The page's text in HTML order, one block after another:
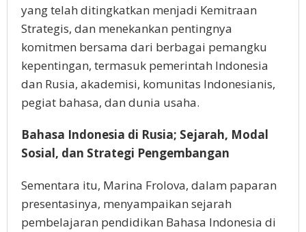
yang telah ditingkatkan menjadi Kemitraan
Strategis, dan menekankan pentingnya
komitmen bersama dari berbagai pemangku
kepentingan, termasuk pemerintah Indonesia
dan Rusia, akademisi, komunitas Indonesianis,
pegiat bahasa, dan dunia usaha.
Bahasa Indonesia di Rusia; Sejarah, Modal
Sosial, dan Strategi Pengembangan
Sementara itu, Marina Frolova, dalam paparan
presentasinya, menyampaikan sejarah
pembelajaran pendidikan Bahasa Indonesia di